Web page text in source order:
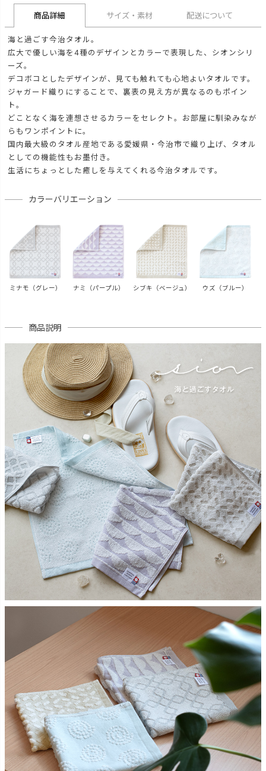
商品詳細 サイズ・素材 配送について
海と過ごす今治タオル。
広大で優しい海を4種のデザインとカラーで表現した、シオンシリ
ーズ。
デコボコとしたデザインが、見ても触れても心地よいタオルです。
ジャガード織りにすることで、裏表の見え方が異なるのもポイン
ト。
どことなく海を連想させるカラーをセレクト。お部屋に馴染みなが
らもワンポイントに。
国内最大級のタオル産地である愛媛県・今治市で織り上げ、タオル
としての機能性もお墨付き。
生活にちょっとした癒しを与えてくれる今治タオルです。
カラーバリエーション
ミナモ（グレー） ナミ（パープル） シブキ（ベージュ） ウズ（ブルー）
商品説明